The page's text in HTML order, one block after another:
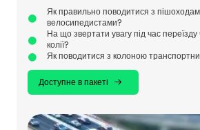
Як правильно поводитися з
велосипедистами?
На що звертати увагу під час переїзду
колії?
Як поводитися з колоною
Доступне в пакеті